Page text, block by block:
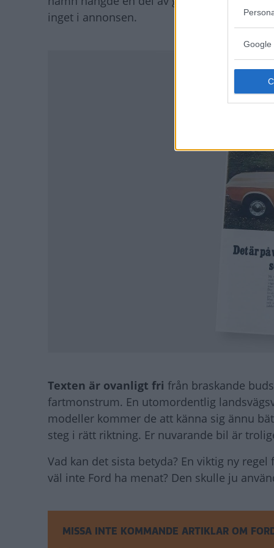
Google
inget i annonsen.
Texten är ovanligt fri från braskande
fartmonstrum. En utomordentlig
modeller kommer de att känna sig ännu
steg i rätt riktning. Er nuvarande bil är
Vad kan det sista betyda? En viktig ny
väl inte Ford ha menat? Den skulle ju
MISSA INTE KOMMANDE ARTIKLAR OM